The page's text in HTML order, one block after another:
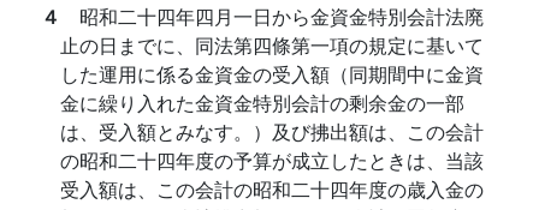
４ 昭和二十四年四月一日から金資金特別会計法廃
止の日までに、同法第四條第一項の規定に基いて
した運用に係る金資金の受入額（同期間中に金資
金に繰り入れた金資金特別会計の剩余金の一部
は、受入額とみなす。）及び拂出額は、この会計
の昭和二十四年度の予算が成立したときは、当該
受入額は、この会計の昭和二十四年度の歳入金の